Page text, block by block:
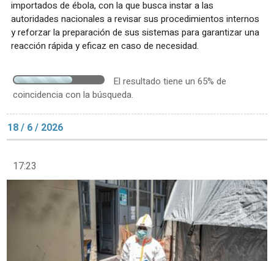
importados de ébola, con la que busca instar a las
autoridades nacionales a revisar sus procedimientos internos
y reforzar la preparación de sus sistemas para garantizar una
reacción rápida y eficaz en caso de necesidad.
El resultado tiene un 65% de
coincidencia con la búsqueda.
18 / 6 / 2026
17:23